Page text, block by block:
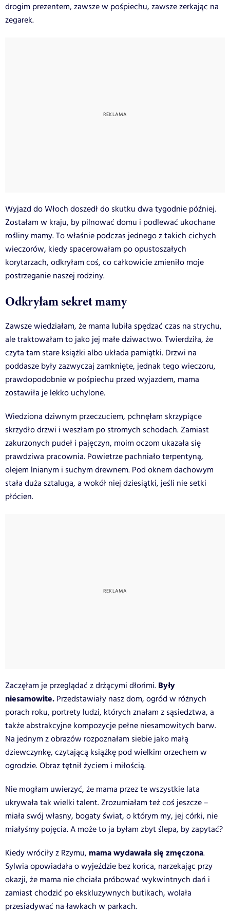
drogim prezentem, zawsze w pośpiechu, zawsze zerkając na
zegarek.
Wyjazd do Włoch doszedł do skutku dwa tygodnie później.
Zostałam w kraju, by pilnować domu i podlewać ukochane
rośliny mamy. To właśnie podczas jednego z takich cichych
wieczorów, kiedy spacerowałam po opustoszałych
korytarzach, odkryłam coś, co całkowicie zmieniło moje
postrzeganie naszej rodziny.
Odkryłam sekret mamy
Zawsze wiedziałam, że mama lubiła spędzać czas na strychu,
ale traktowałam to jako jej małe dziwactwo. Twierdziła, że
czyta tam stare książki albo układa pamiątki. Drzwi na
poddasze były zazwyczaj zamknięte, jednak tego wieczoru,
prawdopodobnie w pośpiechu przed wyjazdem, mama
zostawiła je lekko uchylone.
Wiedziona dziwnym przeczuciem, pchnęłam skrzypiące
skrzydło drzwi i weszłam po stromych schodach. Zamiast
zakurzonych pudeł i pajęczyn, moim oczom ukazała się
prawdziwa pracownia. Powietrze pachniało terpentyną,
olejem lnianym i suchym drewnem. Pod oknem dachowym
stała duża sztaluga, a wokół niej dziesiątki, jeśli nie setki
płócien.
Zaczęłam je przeglądać z drżącymi dłońmi. Były
niesamowite. Przedstawiały nasz dom, ogród w różnych
porach roku, portrety ludzi, których znałam z sąsiedztwa, a
także abstrakcyjne kompozycje pełne niesamowitych barw.
Na jednym z obrazów rozpoznałam siebie jako małą
dziewczynkę, czytającą książkę pod wielkim orzechem w
ogrodzie. Obraz tętnił życiem i miłością.
Nie mogłam uwierzyć, że mama przez te wszystkie lata
ukrywała tak wielki talent. Zrozumiałam też coś jeszcze –
miała swój własny, bogaty świat, o którym my, jej córki, nie
miałyśmy pojęcia. A może to ja byłam zbyt ślepa, by zapytać?
Kiedy wróciły z Rzymu, mama wydawała się zmęczona.
Sylwia opowiadała o wyjeździe bez końca, narzekając przy
okazji, że mama nie chciała próbować wykwintnych dań i
zamiast chodzić po ekskluzywnych butikach, wolała
przesiadywać na ławkach w parkach.